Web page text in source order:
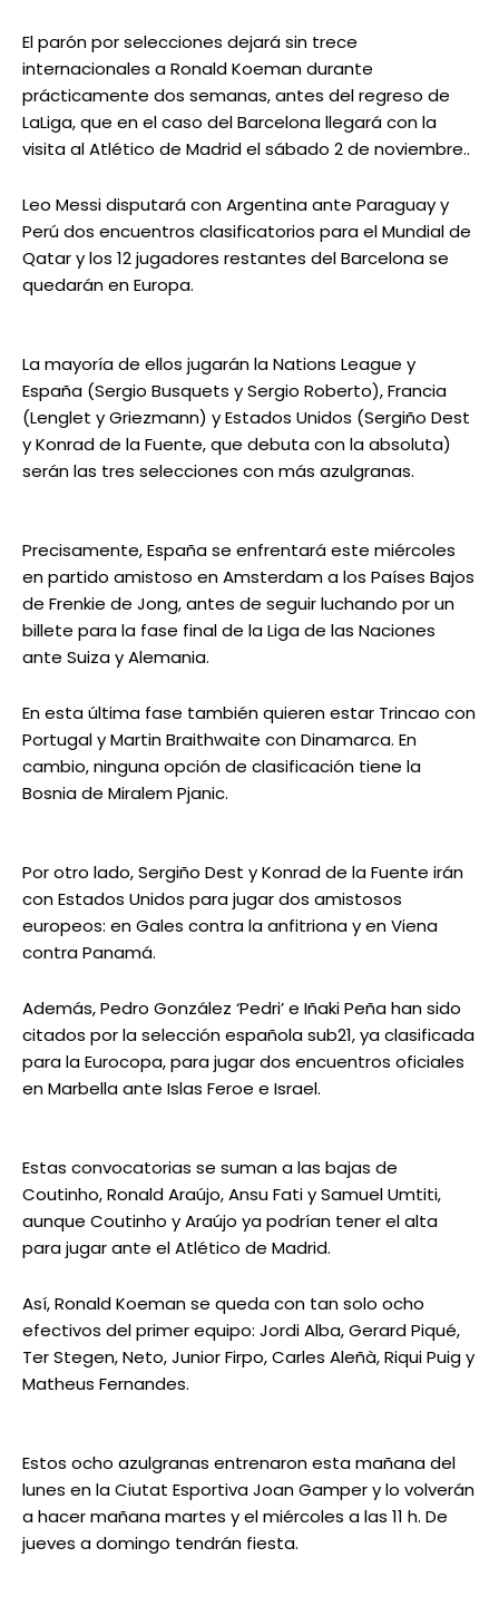
El parón por selecciones dejará sin trece
internacionales a Ronald Koeman durante
prácticamente dos semanas, antes del regreso de
LaLiga, que en el caso del Barcelona llegará con la
visita al Atlético de Madrid el sábado 2 de noviembre..
Leo Messi disputará con Argentina ante Paraguay y
Perú dos encuentros clasificatorios para el Mundial de
Qatar y los 12 jugadores restantes del Barcelona se
quedarán en Europa.
La mayoría de ellos jugarán la Nations League y
España (Sergio Busquets y Sergio Roberto), Francia
(Lenglet y Griezmann) y Estados Unidos (Sergiño Dest
y Konrad de la Fuente, que debuta con la absoluta)
serán las tres selecciones con más azulgranas.
Precisamente, España se enfrentará este miércoles
en partido amistoso en Amsterdam a los Países Bajos
de Frenkie de Jong, antes de seguir luchando por un
billete para la fase final de la Liga de las Naciones
ante Suiza y Alemania.
En esta última fase también quieren estar Trincao con
Portugal y Martin Braithwaite con Dinamarca. En
cambio, ninguna opción de clasificación tiene la
Bosnia de Miralem Pjanic.
Por otro lado, Sergiño Dest y Konrad de la Fuente irán
con Estados Unidos para jugar dos amistosos
europeos: en Gales contra la anfitriona y en Viena
contra Panamá.
Además, Pedro González ‘Pedri’ e Iñaki Peña han sido
citados por la selección española sub21, ya clasificada
para la Eurocopa, para jugar dos encuentros oficiales
en Marbella ante Islas Feroe e Israel.
Estas convocatorias se suman a las bajas de
Coutinho, Ronald Araújo, Ansu Fati y Samuel Umtiti,
aunque Coutinho y Araújo ya podrían tener el alta
para jugar ante el Atlético de Madrid.
Así, Ronald Koeman se queda con tan solo ocho
efectivos del primer equipo: Jordi Alba, Gerard Piqué,
Ter Stegen, Neto, Junior Firpo, Carles Aleñà, Riqui Puig y
Matheus Fernandes.
Estos ocho azulgranas entrenaron esta mañana del
lunes en la Ciutat Esportiva Joan Gamper y lo volverán
a hacer mañana martes y el miércoles a las 11 h. De
jueves a domingo tendrán fiesta.